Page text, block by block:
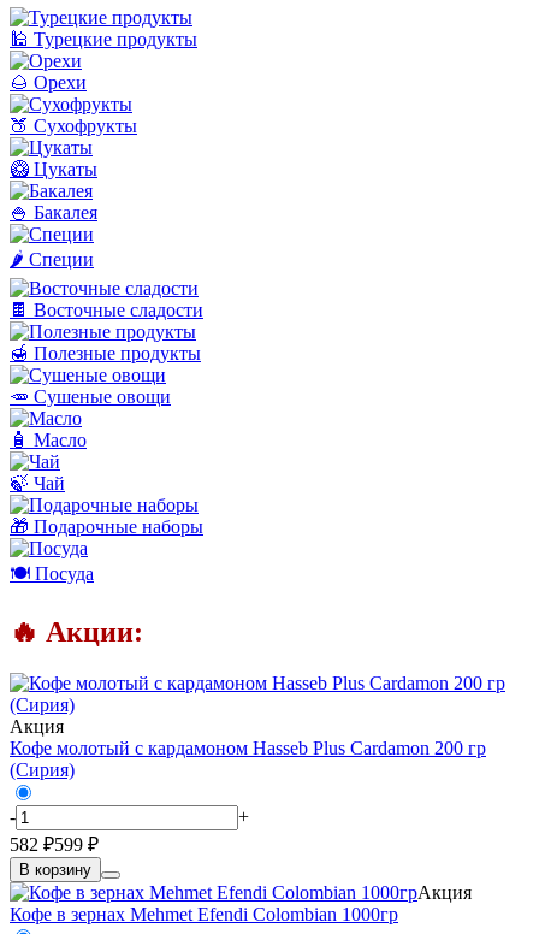
🕌 Турецкие продукты
🌰 Орехи
🍑 Сухофрукты
🥝 Цукаты
🍚 Бакалея
🌶️ Специи
🍫 Восточные сладости
🍯 Полезные продукты
🥕 Сушеные овощи
🧴 Масло
🍃 Чай
🎁 Подарочные наборы
🍽️ Посуда
🔥 Акции:
Акция
Кофе молотый с кардамоном Hasseb Plus Cardamon 200 гр
(Сирия)
-
+
582 ₽599 ₽
В корзину
Акция
Кофе в зернах Mehmet Efendi Colombian 1000гр